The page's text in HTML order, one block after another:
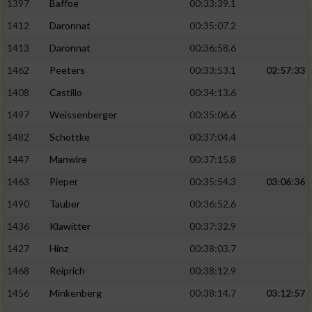
1397 Baffoe
00:33:39.1
1412
Daronnat
00:35:07.2
1413
Daronnat
00:36:58.6
1462
Peeters 00:33:53.1
02:57:33
1408
Castillo
00:34:13.6
1497
Weissenberger
00:35:06.6
1482
Schottke
00:37:04.4
1447
Manwire
00:37:15.8
1463
Pieper 00:35:54.3
03:06:36
1490
Tauber
00:36:52.6
1436
Klawitter
00:37:32.9
1427
Hinz
00:38:03.7
1468
Reiprich
00:38:12.9
1456
Minkenberg 00:38:14.7
03:12:57